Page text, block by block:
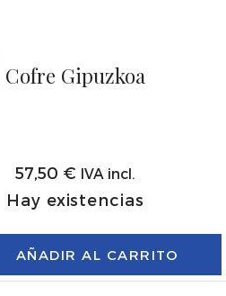
Cofre Gipuzkoa
57,50 € IVA incl.
Hay existencias
AÑADIR AL CARRITO